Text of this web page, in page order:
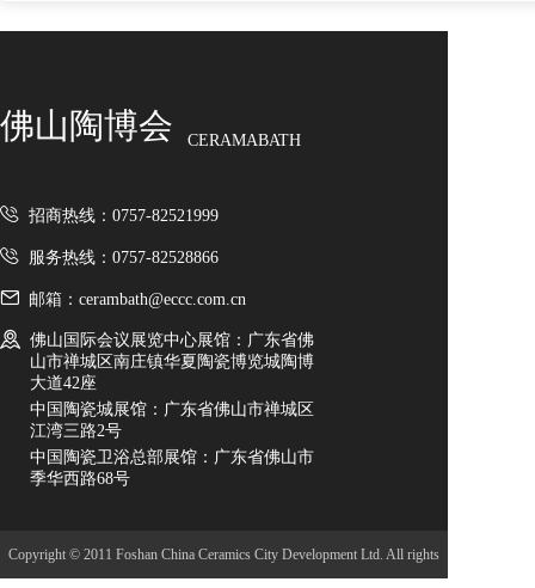
佛山陶博会 CERAMABATH
招商热线：0757-82521999
服务热线：0757-82528866
邮箱：cerambath@eccc.com.cn
佛山国际会议展览中心展馆：广东省佛
山市禅城区南庄镇华夏陶瓷博览城陶博
大道42座
中国陶瓷城展馆：广东省佛山市禅城区
江湾三路2号
中国陶瓷卫浴总部展馆：广东省佛山市
季华西路68号
Copyright © 2011 Foshan China Ceramics City Development Ltd. All rights